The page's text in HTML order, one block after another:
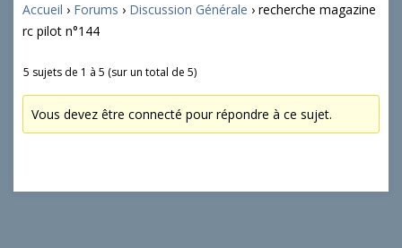
Accueil › Forums › Discussion Générale › recherche magazine
rc pilot n°144
5 sujets de 1 à 5 (sur un total de 5)
Vous devez être connecté pour répondre à ce sujet.